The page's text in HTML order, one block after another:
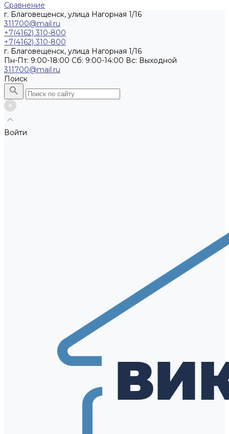
Сравнение
г. Благовещенск, улица Нагорная 1/16
311700@mail.ru
+7(4162) 310-800
+7(4162) 310-800
г. Благовещенск, улица Нагорная 1/16
Пн-Пт: 9:00-18:00 Cб: 9:00-14:00 Вс: Выходной
311700@mail.ru
Поиск
Войти